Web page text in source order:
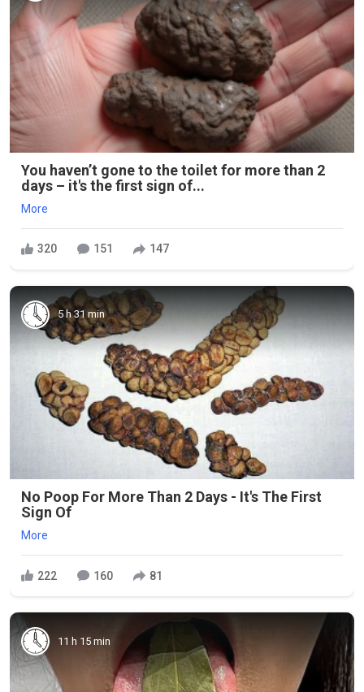
You haven’t gone to the toilet for more than 2
days – it's the first sign of...
More
320 151 147
5 h 31 min
No Poop For More Than 2 Days - It's The First
Sign Of
More
222 160 81
11 h 15 min